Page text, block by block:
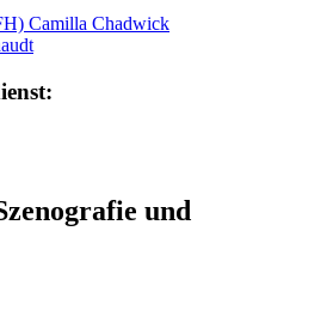
Camilla Chadwick
und